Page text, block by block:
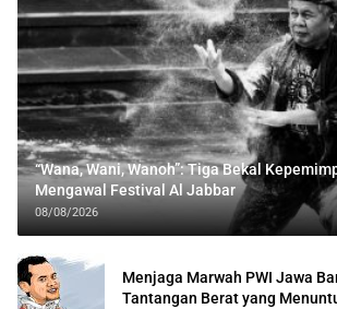
“Wana, Wani, Wanoh”: Tiga Bekal
Mengawal Festival Al Jabbar
08/08/2026
Menjaga Marwah PWI Jawa
Tantangan Berat yang